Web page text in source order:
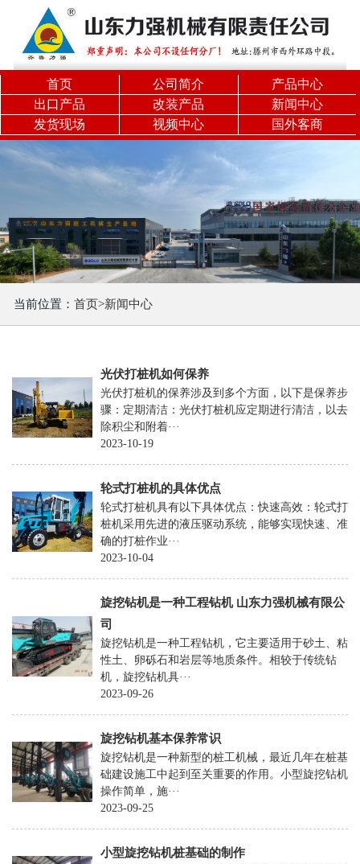
关闭分类
力
旋
履
带
机
机
履
带
方
旋
挖
旋
挖
打
桩
机
太
首页 公司简介
产品中心
出口产品
改装产品
新闻中心
发货现场
视频中心 国外客商
当前位置： 首页>新闻中心
光伏打桩机如何保养
光伏打桩机的保养涉及到多个方面，以下是保养步
骤：定期清洁：光伏打桩机应定期进行清洁，以去
除积尘和附着···
2023-10-19
轮式打桩机的具体优点
轮式打桩机具有以下具体优点：快速高效：轮式打
桩机采用先进的液压驱动系统，能够实现快速、准
确的打桩作业···
2023-10-04
旋挖钻机是一种工程钻机 山东力强机械有限公
司
旋挖钻机是一种工程钻机，它主要适用于砂土、粘
性土、卵砾石和岩层等地质条件。相较于传统钻
机，旋挖钻机具···
2023-09-26
旋挖钻机基本保养常识
旋挖钻机是一种新型的桩工机械，最近几年在桩基
础建设施工中起到至关重要的作用。小型旋挖钻机
操作简单，施···
2023-09-25
小型旋挖钻机桩基础的制作